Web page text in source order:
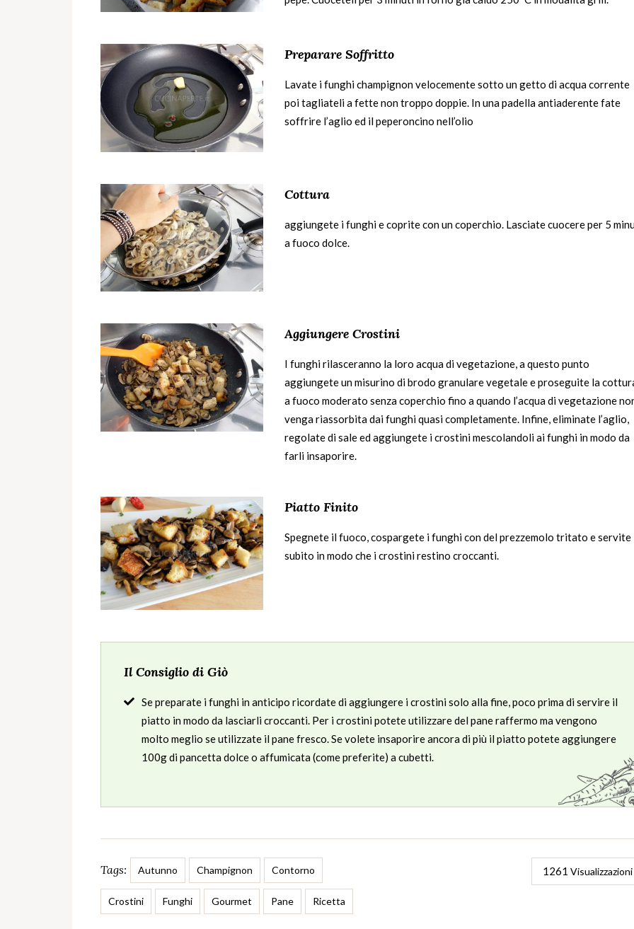
Preparare Soffritto
Lavate i funghi champignon velocemente sotto un getto di acqua corrente
poi tagliateli a fette non troppo doppie. In una padella antiaderente fate
soffrire l’aglio ed il peperoncino nell’olio
Cottura
aggiungete i funghi e coprite con un coperchio. Lasciate cuocere per 5
a fuoco dolce.
Aggiungere Crostini
I funghi rilasceranno la loro acqua di vegetazione, a questo punto
aggiungete un misurino di brodo granulare vegetale e proseguite la
a fuoco moderato senza coperchio fino a quando l’acqua di vegetazione
venga riassorbita dai funghi quasi completamente. Infine, eliminate l’aglio,
regolate di sale ed aggiungete i crostini mescolandoli ai funghi in modo da
farli insaporire.
Piatto Finito
Spegnete il fuoco, cospargete i funghi con del prezzemolo tritato e servite
subito in modo che i crostini restino croccanti.
Il Consiglio di Giò
Se preparate i funghi in anticipo ricordate di aggiungere i crostini solo alla fine, poco prima di servire il
piatto in modo da lasciarli croccanti. Per i crostini potete utilizzare del pane raffermo ma vengono
molto meglio se utilizzate il pane fresco. Se volete insaporire ancora di più il piatto potete aggiungere
100g di pancetta dolce o affumicata (come preferite) a cubetti.
Tags: Autunno Champignon Contorno
Crostini Funghi Gourmet Pane Ricetta
1261 Visualizzazioni